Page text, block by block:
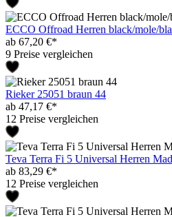
ECCO Offroad Herren black/mole/
ab 67,20 €*
9 Preise vergleichen
Rieker 25051 braun 44
ab 47,17 €*
12 Preise vergleichen
Teva Terra Fi 5 Universal Herren
ab 83,29 €*
12 Preise vergleichen